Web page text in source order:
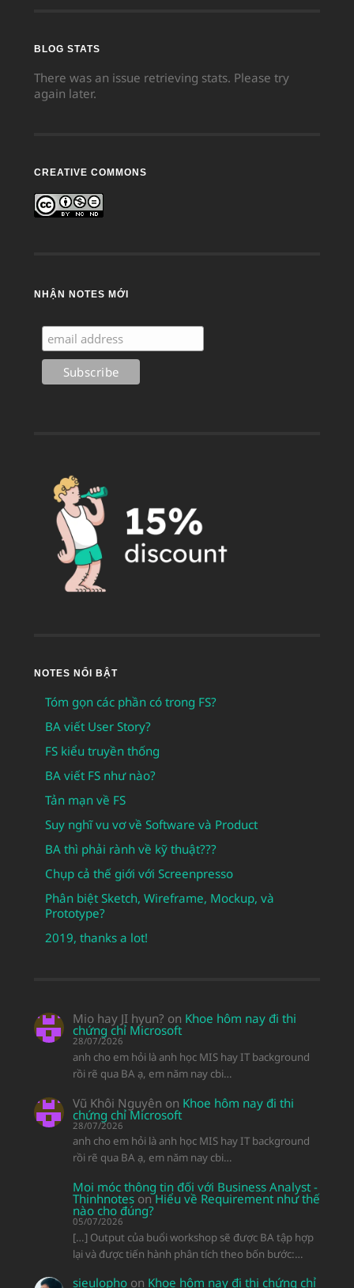
BLOG STATS
There was an issue retrieving stats. Please try
again later.
CREATIVE COMMONS
NHẬN NOTES MỚI
NOTES NỔI BẬT
Tóm gọn các phần có trong FS?
BA viết User Story?
FS kiểu truyền thống
BA viết FS như nào?
Tản mạn về FS
Suy nghĩ vu vơ về Software và Product
BA thì phải rành về kỹ thuật???
Chụp cả thế giới với Screenpresso
Phân biệt Sketch, Wireframe, Mockup, và
Prototype?
2019, thanks a lot!
Mio hay JI hyun? on Khoe hôm nay đi thi
chứng chỉ Microsoft
28/07/2026
anh cho em hỏi là anh học MIS hay IT background
rồi rẽ qua BA ạ, em năm nay cbi…
Vũ Khôi Nguyên on Khoe hôm nay đi thi
chứng chỉ Microsoft
28/07/2026
anh cho em hỏi là anh học MIS hay IT background
rồi rẽ qua BA ạ, em năm nay cbi…
Moi móc thông tin đối với Business Analyst -
ThinhnotesonHiểu về Requirement như thế
nào cho đúng?
05/07/2026
[…] Output của buổi workshop sẽ được BA tập hợp
lại và được tiến hành phân tích theo bốn bước:…
sieulophoon Khoe hôm nay đi thi chứng chỉ